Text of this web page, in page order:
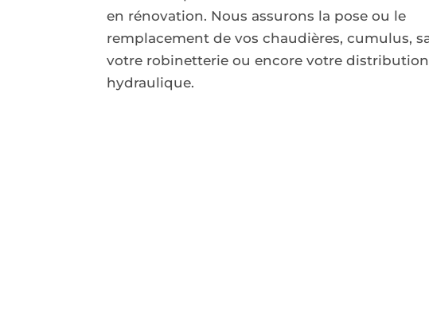
en rénovation. Nous assurons la pose ou le
remplacement de vos chaudières, cumulus,
votre robinetterie ou encore votre distribution
hydraulique.